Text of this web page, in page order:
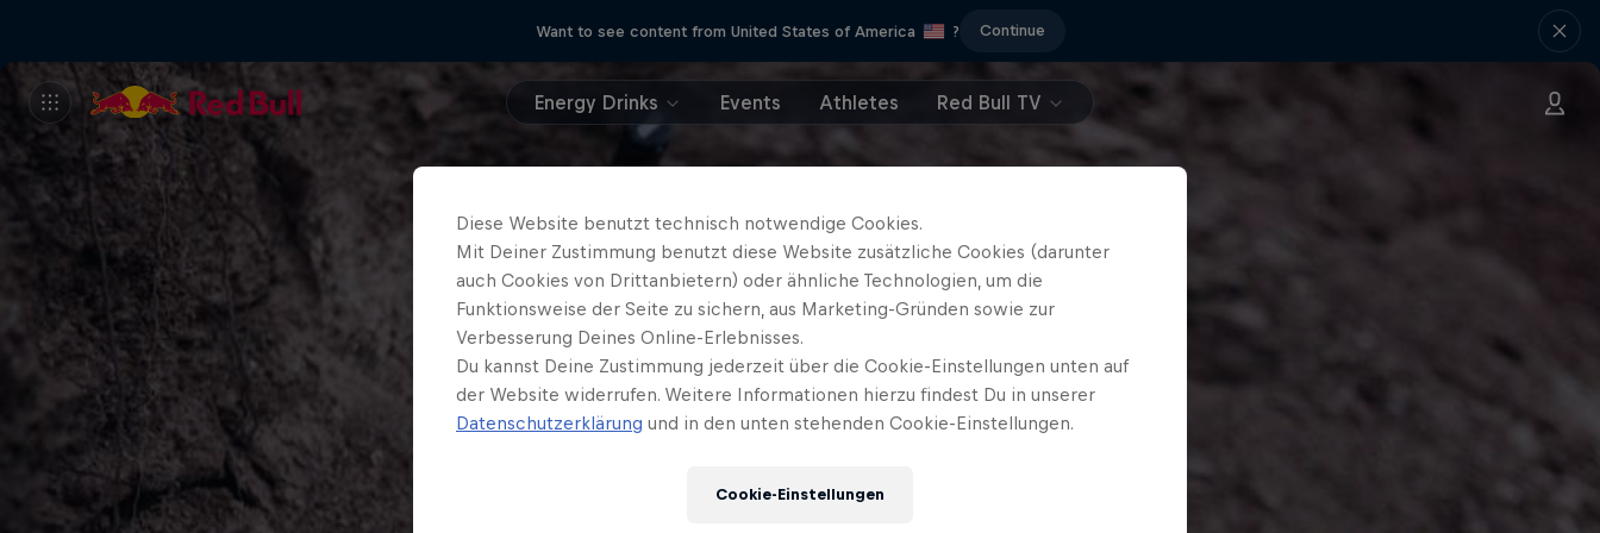
Want to see content from United States of America ? Continue
Energy Drinks Events Athletes Red Bull TV
Diese Website benutzt technisch notwendige Cookies.
Mit Deiner Zustimmung benutzt diese Website zusätzliche Cookies (darunter
auch Cookies von Drittanbietern) oder ähnliche Technologien, um die
Funktionsweise der Seite zu sichern, aus Marketing-Gründen sowie zur
Verbesserung Deines Online-Erlebnisses.
Du kannst Deine Zustimmung jederzeit über die Cookie-Einstellungen unten auf
der Website widerrufen. Weitere Informationen hierzu findest Du in unserer
Datenschutzerklärung und in den unten stehenden Cookie-Einstellungen.
Cookie-Einstellungen